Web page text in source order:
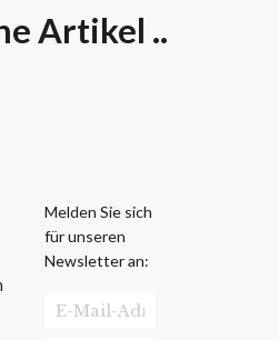
Artikel ..
Melden Sie sich
für unseren
Newsletter an: